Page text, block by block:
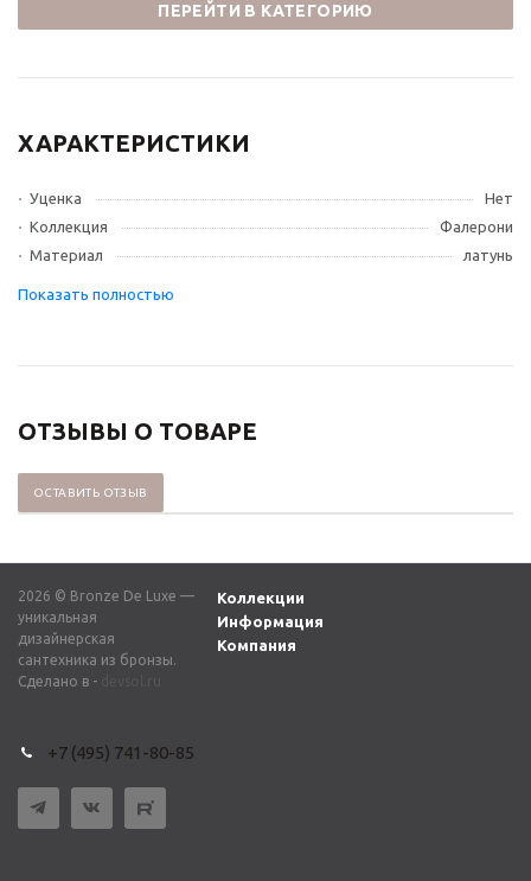
ПЕРЕЙТИ В КАТЕГОРИЮ
ХАРАКТЕРИСТИКИ
Уценка
Нет
Коллекция
Фалерони
Материал
латунь
ОТЗЫВЫ О ТОВАРЕ
ОСТАВИТЬ ОТЗЫВ
2026 © Bronze De Luxe —
уникальная
дизайнерская
сантехника из бронзы.
Сделано в -
Коллекции
Информация
Компания
+7 (495) 741-80-85